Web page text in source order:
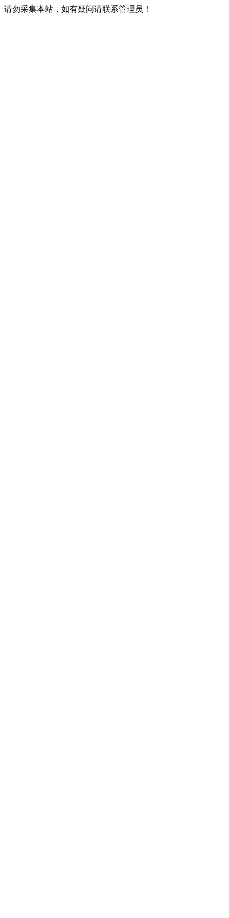
请勿采集本站，如有疑问请联系管理员！